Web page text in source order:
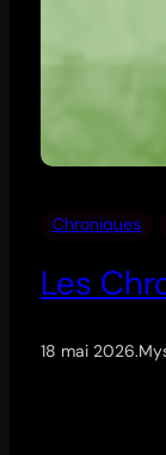
Chroniques
Les
18 mai 2026.